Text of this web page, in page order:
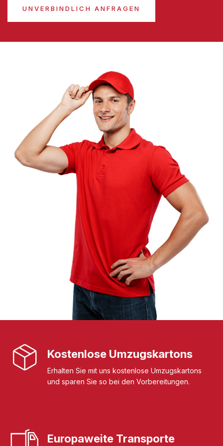
UNVERBINDLICH ANFRAGEN
Kostenlose Umzugskartons
Erhalten Sie mit uns kostenlose Umzugskartons
und sparen Sie so bei den Vorbereitungen.
Europaweite Transporte